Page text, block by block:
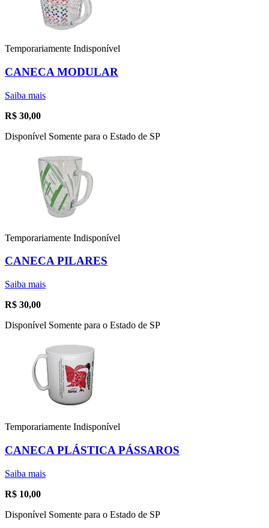
Temporariamente Indisponível
CANECA MODULAR
Saiba mais
R$ 30,00
Disponível Somente para o Estado de SP
Temporariamente Indisponível
CANECA PILARES
Saiba mais
R$ 30,00
Disponível Somente para o Estado de SP
Temporariamente Indisponível
CANECA PLÁSTICA PÁSSAROS
Saiba mais
R$ 10,00
Disponível Somente para o Estado de SP